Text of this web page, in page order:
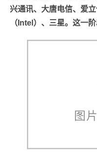
兴通讯、大唐电信、爱
（Intel）、三星。这一